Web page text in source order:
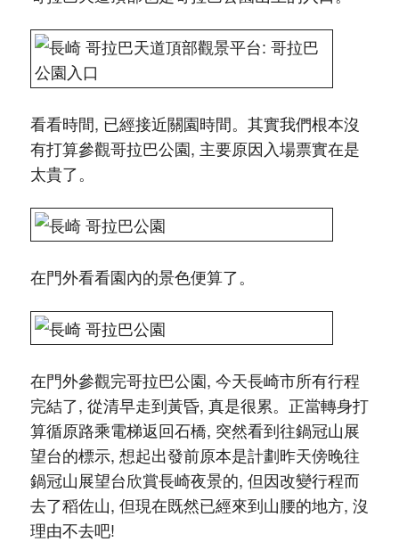
看看時間, 已經接近關園時間。其實我們根本沒
有打算參觀哥拉巴公園, 主要原因入場票實在是
太貴了。
在門外看看園內的景色便算了。
在門外參觀完哥拉巴公園, 今天長崎市所有行程
完結了, 從清早走到黃昏, 真是很累。正當轉身打
算循原路乘電梯返回石橋, 突然看到往鍋冠山展
望台的標示, 想起出發前原本是計劃昨天傍晚往
鍋冠山展望台欣賞長崎夜景的, 但因改變行程而
去了稻佐山, 但現在既然已經來到山腰的地方, 沒
理由不去吧!